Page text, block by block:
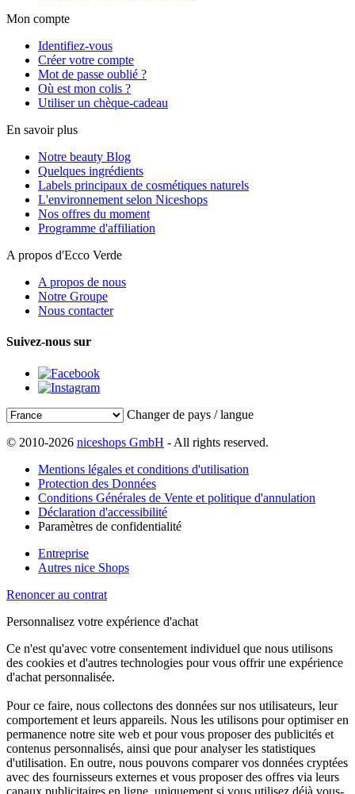
Mon compte
Identifiez-vous
Créer votre compte
Mot de passe oublié ?
Où est mon colis ?
Utiliser un chèque-cadeau
En savoir plus
Notre beauty Blog
Quelques ingrédients
Labels principaux de cosmétiques naturels
L'environnement selon Niceshops
Nos offres du moment
Programme d'affiliation
A propos d'Ecco Verde
A propos de nous
Notre Groupe
Nous contacter
Suivez-nous sur
Changer de pays / langue
© 2010-2026 niceshops GmbH - All rights reserved.
Mentions légales et conditions d'utilisation
Protection des Données
Conditions Générales de Vente et politique d'annulation
Déclaration d'accessibilité
Paramètres de confidentialité
Entreprise
Autres nice Shops
Renoncer au contrat
Personnalisez votre expérience d'achat
Ce n'est qu'avec votre consentement individuel que nous utilisons
des cookies et d'autres technologies pour vous offrir une expérience
d'achat personnalisée.
Pour ce faire, nous collectons des données sur nos utilisateurs, leur
comportement et leurs appareils. Nous les utilisons pour optimiser en
permanence notre site web et pour vous proposer des publicités et
contenus personnalisés, ainsi que pour analyser les statistiques
d'utilisation. En outre, nous pouvons comparer vos données cryptées
avec des fournisseurs externes et vous proposer des offres via leurs
canaux publicitaires en ligne, uniquement si vous utilisez déjà vous-